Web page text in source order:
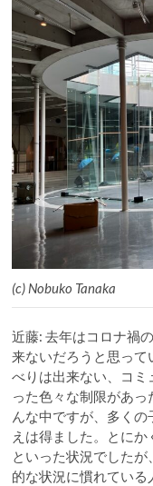
(c) Nobuko Tanaka
近藤: 去年はコロナ禍
来ないだろうと思って
べりは出来ない、コ
った色々な制限があ
んな中ですが、多く
えは得ました。とに
といった状況でした
的な状況に慣れてい